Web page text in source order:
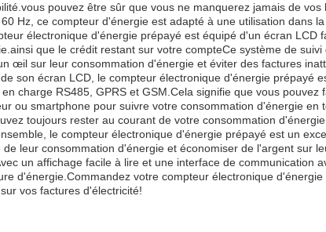
pouvez être sûr que vous ne manquerez jamais de
Hz, ce compteur d'énergie est adapté à une utilisation dans
électronique d'énergie prépayé est équipé d'un écran LCD
que le crédit restant sur votre compteCe système de
œil sur leur consommation d'énergie et éviter des factures
son écran LCD, le compteur électronique d'énergie prépayé
charge RS485, GPRS et GSM.Cela signifie que vous
ou smartphone pour suivre votre consommation d'énergie en
toujours rester au courant de votre consommation
le compteur électronique d'énergie prépayé est un
de leur consommation d'énergie et économiser de l'argent sur
un affichage facile à lire et une interface de communication
d'énergie.Commandez votre compteur électronique
vos factures d'électricité!